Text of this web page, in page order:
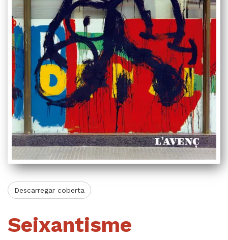
Actualitat
El llibre de la setmana
Mirador
Videoteca
Termes legals
Descarregar coberta
Seixantisme